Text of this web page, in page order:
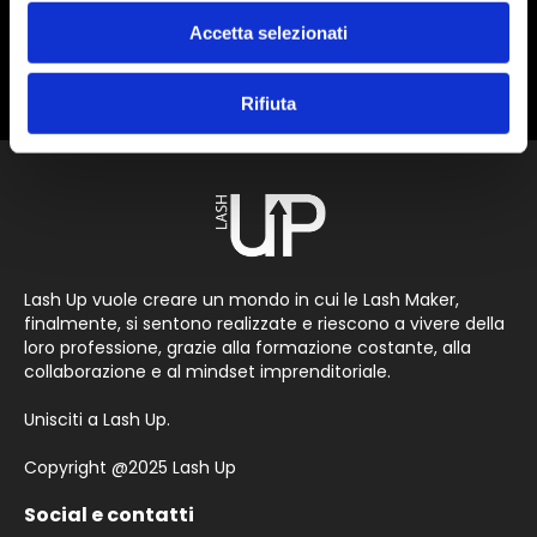
Accetta selezionati
Rifiuta
quando vuoi
Lash Up vuole creare un mondo in cui le Lash Maker,
finalmente, si sentono realizzate e riescono a vivere della
loro professione, grazie alla formazione costante, alla
collaborazione e al mindset imprenditoriale.
Unisciti a Lash Up.
Copyright @2025 Lash Up
Social e contatti